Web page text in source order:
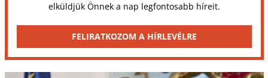
elküldjük Önnek a nap legfontosabb híreit.
FELIRATKOZOM A HÍRLEVÉLRE